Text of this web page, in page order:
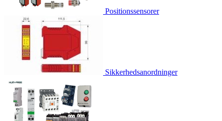
Positionssensorer
Sikkerhedsanordninger